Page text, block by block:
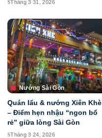
Tháng 3 31, 2026
Nướng Sài Gòn
Quán lẩu & nướng Xiên Khè
– Điểm hẹn nhậu “ngon bổ
rẻ” giữa lòng Sài Gòn
Tháng 3 24, 2026